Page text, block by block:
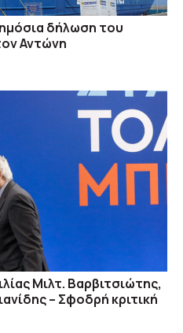
δήλωση του
Αντώνη
Μιλτ. Βαρβιτσιώτης,
– Σφοδρή κριτική